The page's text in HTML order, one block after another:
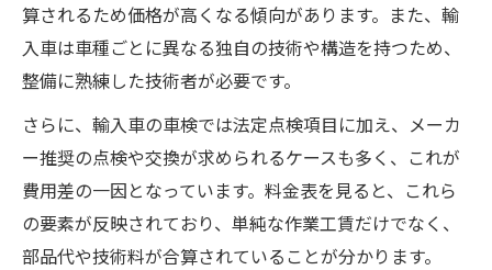
算されるため価格が高くなる傾向があります。また、輸
入車は車種ごとに異なる独自の技術や構造を持つため、
整備に熟練した技術者が必要です。
さらに、輸入車の車検では法定点検項目に加え、メーカ
ー推奨の点検や交換が求められるケースも多く、これが
費用差の一因となっています。料金表を見ると、これら
の要素が反映されており、単純な作業工賃だけでなく、
部品代や技術料が合算されていることが分かります。